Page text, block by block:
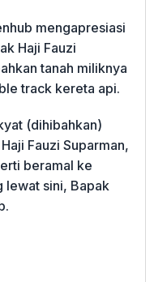
mengapresiasi
Haji Fauzi
tanah miliknya
track kereta api.
(dihibahkan)
Fauzi Suparman,
beramal ke
lewat sini, Bapak